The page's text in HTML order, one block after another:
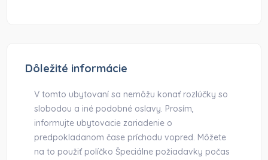
Dôležité informácie
V tomto ubytovaní sa nemôžu konať rozlúčky so
slobodou a iné podobné oslavy. Prosím,
informujte ubytovacie zariadenie o
predpokladanom čase príchodu vopred. Môžete
na to použiť políčko Špeciálne požiadavky počas